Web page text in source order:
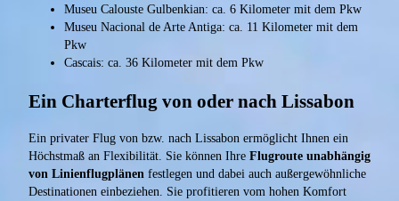
Museu Calouste Gulbenkian: ca. 6 Kilometer mit dem Pkw
Museu Nacional de Arte Antiga: ca. 11 Kilometer mit dem
Pkw
Cascais: ca. 36 Kilometer mit dem Pkw
Ein Charterflug von oder nach Lissabon
Ein privater Flug von bzw. nach Lissabon ermöglicht Ihnen ein
Höchstmaß an Flexibilität. Sie können Ihre Flugroute unabhängig
von Linienflugplänen festlegen und dabei auch außergewöhnliche
Destinationen einbeziehen. Sie profitieren vom hohen Komfort